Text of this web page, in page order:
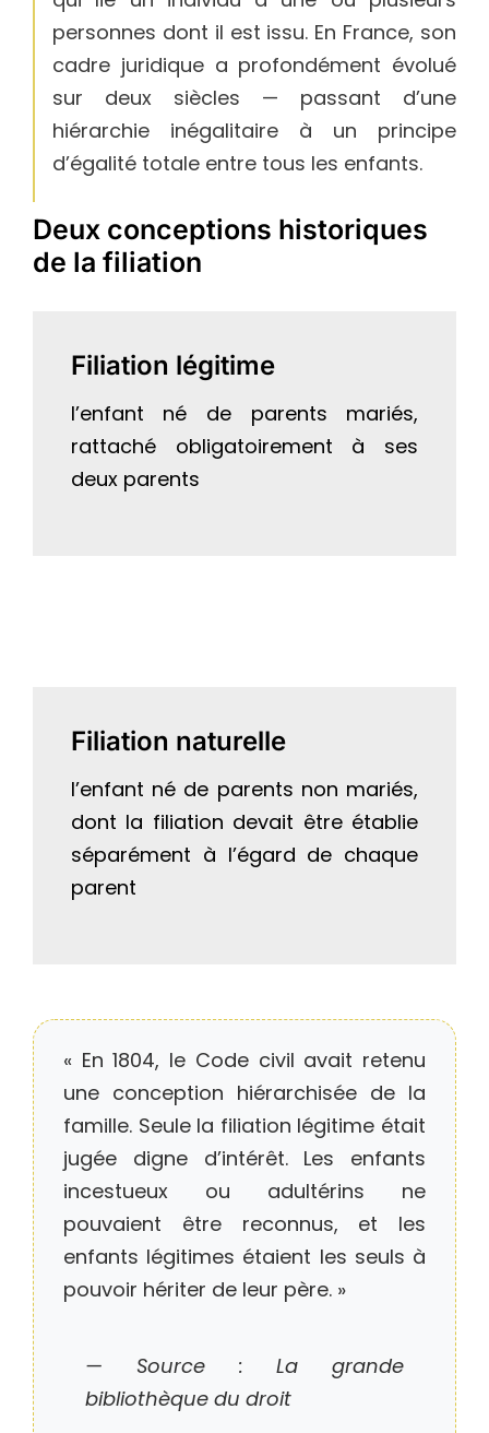
personnes dont il est issu. En France, son
cadre juridique a profondément évolué
sur deux siècles — passant d’une
hiérarchie inégalitaire à un principe
d’égalité totale entre tous les enfants.
Deux conceptions historiques
de la filiation
Filiation légitime
l’enfant né de parents mariés,
rattaché obligatoirement à ses
deux parents
Filiation naturelle
l’enfant né de parents non mariés,
dont la filiation devait être établie
séparément à l’égard de chaque
parent
« En 1804, le Code civil avait retenu
une conception hiérarchisée de la
famille. Seule la filiation légitime était
jugée digne d’intérêt. Les enfants
incestueux ou adultérins ne
pouvaient être reconnus, et les
enfants légitimes étaient les seuls à
pouvoir hériter de leur père. »
— Source : La grande
bibliothèque du droit